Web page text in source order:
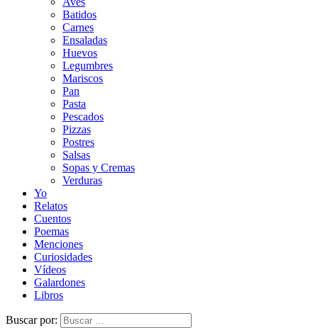
Batidos
Carnes
Ensaladas
Huevos
Legumbres
Mariscos
Pan
Pasta
Pescados
Pizzas
Postres
Salsas
Sopas y Cremas
Verduras
Yo
Relatos
Cuentos
Poemas
Menciones
Curiosidades
Vídeos
Galardones
Libros
Buscar por: